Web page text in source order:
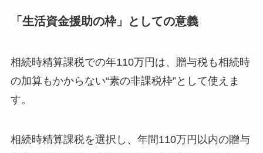
「生活資金援助の枠」としての意義
相続時精算課税での年110万円は、贈与税も相続時
の加算もかからない“素の非課税枠”として使えま
す。
相続時精算課税を選択し、年間110万円以内の贈与